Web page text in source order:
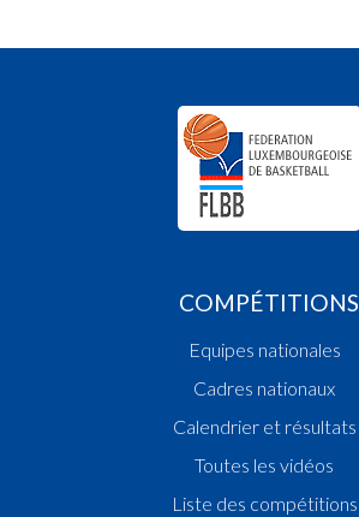
COMPÉTITIONS
Equipes nationales
Cadres nationaux
Calendrier et résultats
Toutes les vidéos
Liste des compétitions